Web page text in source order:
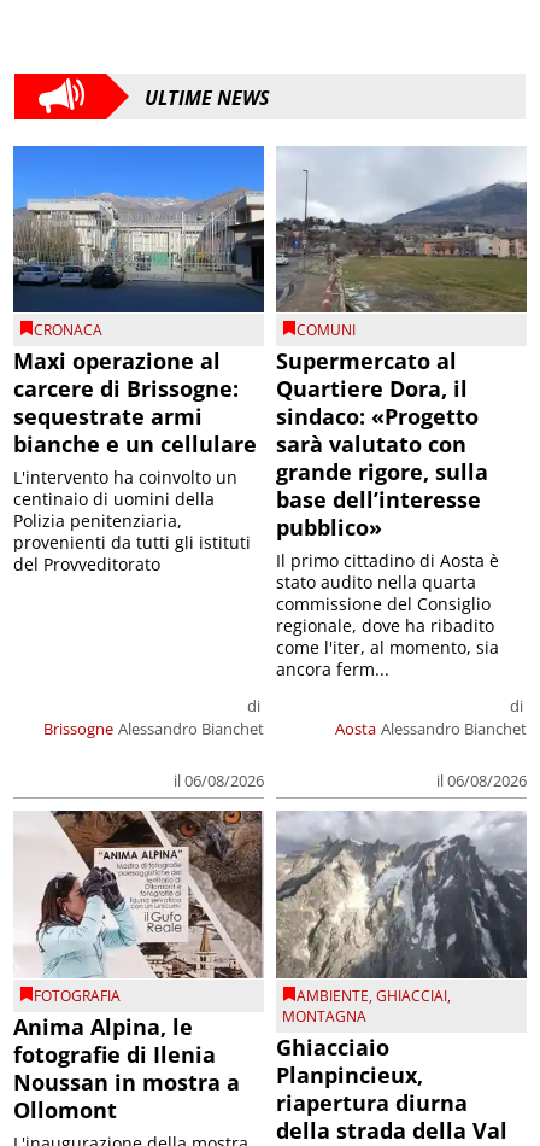
ULTIME NEWS
CRONACA
Maxi operazione al
carcere di Brissogne:
sequestrate armi
bianche e un cellulare
Brissogne
di
Alessandro Bianchet
il 06/08/2026
L'intervento ha coinvolto un
centinaio di uomini della
Polizia penitenziaria,
provenienti da tutti gli istituti
del Provveditorato
COMUNI
Supermercato al
Quartiere Dora, il
sindaco: «Progetto
sarà valutato con
grande rigore, sulla
base dell’interesse
pubblico»
Aosta
di
Alessandro Bianchet
il 06/08/2026
Il primo cittadino di Aosta è
stato audito nella quarta
commissione del Consiglio
regionale, dove ha ribadito
come l'iter, al momento, sia
ancora ferm...
FOTOGRAFIA
Anima Alpina, le
fotografie di Ilenia
Noussan in mostra a
Ollomont
AMBIENTE,GHIACCIAI,
MONTAGNA
Ghiacciaio
Planpincieux,
riapertura diurna
della strada della Val